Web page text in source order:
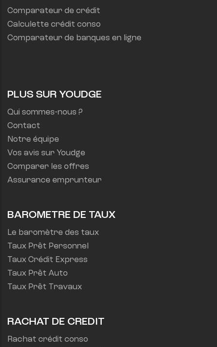
Comparateur de crédit
Calculette crédit conso
Comparateur de banques en ligne
PLUS SUR YOUDGE
Qui sommes-nous ?
Contact
Notre équipe
Vos avis sur Youdge
Comparer les offres
Assurance emprunteur
BAROMETRE DE TAUX
Le baromètre des taux
Taux Prêt Personnel
Taux Crédit Express
Taux Prêt Auto
Taux Prêt Travaux
RACHAT DE CREDIT
Rachat crédit conso